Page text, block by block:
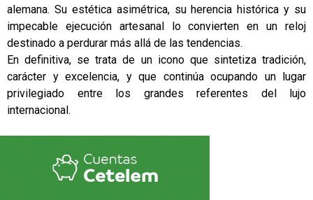
alemana. Su estética asimétrica, su herencia histórica y su
impecable ejecución artesanal lo convierten en un reloj
destinado a perdurar más allá de las tendencias.
En definitiva, se trata de un icono que sintetiza tradición,
carácter y excelencia, y que continúa ocupando un lugar
privilegiado entre los grandes referentes del lujo
internacional.